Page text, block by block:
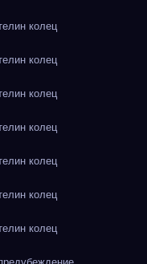
колец
колец
колец
колец
колец
колец
колец